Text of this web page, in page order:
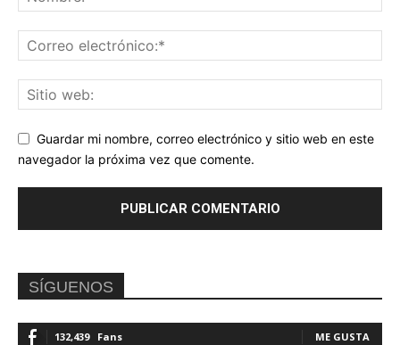
Guardar mi nombre, correo electrónico y sitio web en este
navegador la próxima vez que comente.
SÍGUENOS
132,439 Fans ME GUSTA